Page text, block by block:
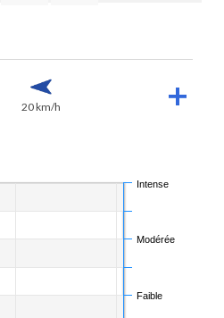
20 km/h
Faible
Modérée
Intense